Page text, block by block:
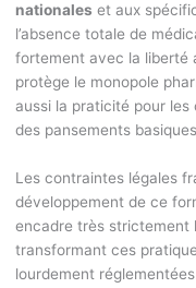
nationales et aux
l’absence totale de
fortement avec la liberté
protège le monopole
aussi la praticité pour
des pansements
Les contraintes légales
développement de ce
encadre très strictement
transformant ces
lourdement